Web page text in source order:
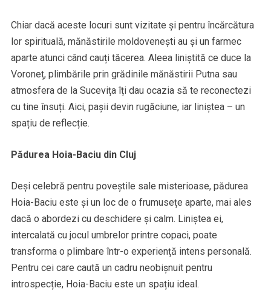
Chiar dacă aceste locuri sunt vizitate și pentru încărcătura
lor spirituală, mănăstirile moldovenești au și un farmec
aparte atunci când cauți tăcerea. Aleea liniștită ce duce la
Voroneț, plimbările prin grădinile mănăstirii Putna sau
atmosfera de la Sucevița îți dau ocazia să te reconectezi
cu tine însuți. Aici, pașii devin rugăciune, iar liniștea – un
spațiu de reflecție.
Pădurea Hoia-Baciu din Cluj
Deși celebră pentru poveștile sale misterioase, pădurea
Hoia-Baciu este și un loc de o frumusețe aparte, mai ales
dacă o abordezi cu deschidere și calm. Liniștea ei,
intercalată cu jocul umbrelor printre copaci, poate
transforma o plimbare într-o experiență intens personală.
Pentru cei care caută un cadru neobișnuit pentru
introspecție, Hoia-Baciu este un spațiu ideal.